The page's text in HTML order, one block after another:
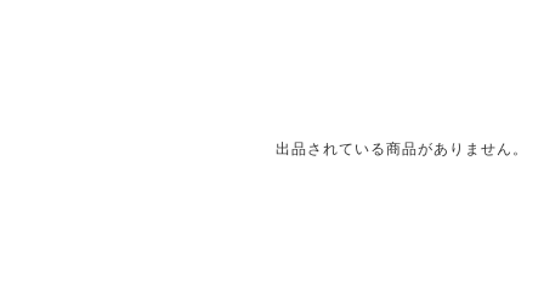
出品されている商品がありません。